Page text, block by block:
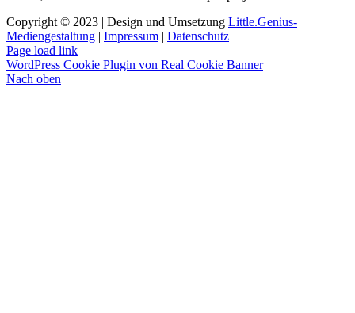
Copyright © 2023 | Design und Umsetzung Little.Genius-
Mediengestaltung | Impressum | Datenschutz
Page load link
WordPress Cookie Plugin von Real Cookie Banner
Nach oben